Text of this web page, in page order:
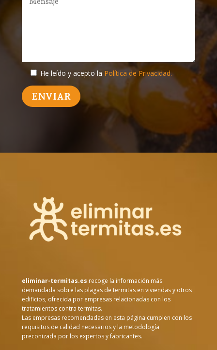
He leído y acepto la Política de Privacidad.
eliminar-termitas.es recoge la información más
demandada sobre las plagas de termitas en viviendas y otros
edificios, ofrecida por empresas relacionadas con los
tratamientos contra termitas.
Las empresas recomendadas en esta página cumplen con los
requisitos de calidad necesarios y la metodología
preconizada por los expertos y fabricantes.